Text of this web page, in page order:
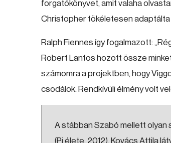
forgatókönyvet, amit valaha
Christopher tökéletesen adaptálta
Ralph Fiennes így fogalmazott:
Robert Lantos hozott össze
számomra a projektben, hogy
csodálok. Rendkívüli élmény volt
A stábban Szabó mellett olyan
(Pi élete, 2012), Kovács Attila